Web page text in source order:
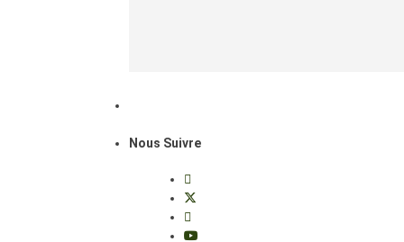
Nous Suivre